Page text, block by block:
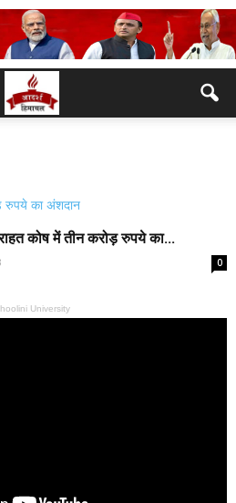
कोष में तीन करोड़ रुपये का...
0
University